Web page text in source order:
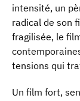
intensité, un
radical de son
fragilisée, le
tensions qui
Un film fort,